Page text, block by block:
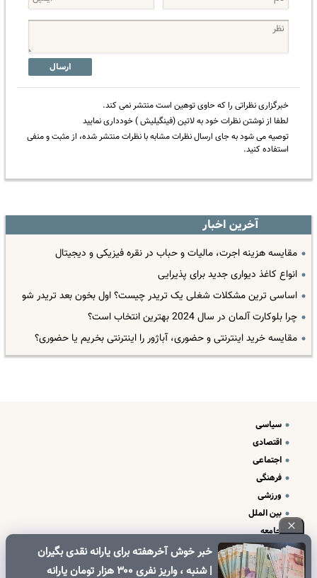
ارسال
خبرگزاری نظراتی را که حاوی توهین است منتشر نمی کند.
لطفا از نوشتن نظرات خود به لاتین (فینگیلیش ) خودداری نمایید
توصیه می شود به جای ارسال نظرات مشابه با نظرات منتشر شده، از مثبت و منفی
استفاده کنید.
آخرین اخبار
مقایسه هزینه اجرت، مالیات و حباب در نقره فیزیکی و دیجیتال
انواع کاغذ دیواری جدید برای پذیرایی
اساسی ترین مشکلات شغلی یک تریدر چیست؟ اول بخون بعد تریدر شو
چرا بلوکارت آلمان در سال 2024 بهترین انتخاب است؟
مقایسه خرید اینترنتی و حضوری، آباژور را اینترنتی بخریم یا حضوری؟
خبر خوش آخرهفته برای یارانه نقدی بگیران
| شنبه ، واریز نفری ۳۰۰ هزار تومان یارانه
سیاسی
اقتصادی
اجتماعی
فرهنگی
ورزشی
بین الملل
جامعه
علم و فناوری
درباره ما